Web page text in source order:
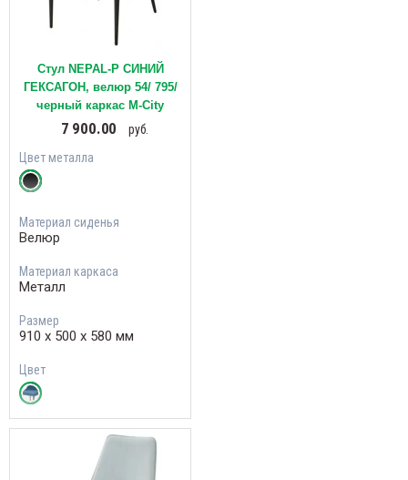
Стул NEPAL-P СИНИЙ
ГЕКСАГОН, велюр 54/ 795/
черный каркас М-City
7 900.00
руб.
Цвет металла
Материал сиденья
Велюр
Материал каркаса
Металл
Размер
910 х 500 х 580 мм
Цвет